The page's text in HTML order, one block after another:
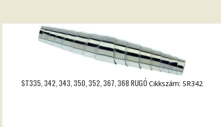
ST335, 342, 343, 350, 352, 367, 368 RUGÓ Cikkszám: SR342